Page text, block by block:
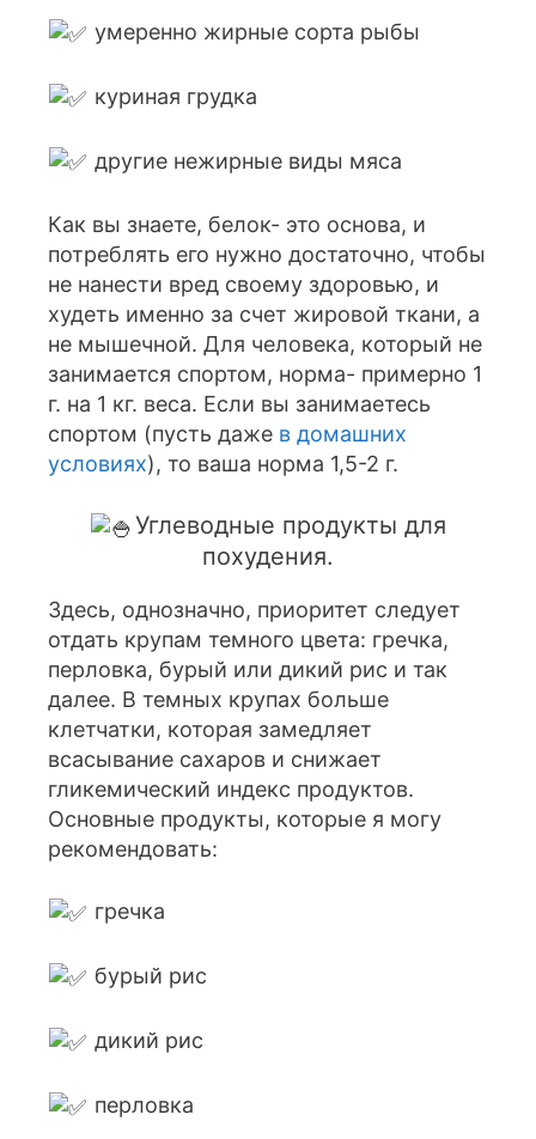
умеренно жирные сорта рыбы
куриная грудка
другие нежирные виды мяса
Как вы знаете, белок- это основа, и
потреблять его нужно достаточно, чтобы
не нанести вред своему здоровью, и
худеть именно за счет жировой ткани, а
не мышечной. Для человека, который не
занимается спортом, норма- примерно 1
г. на 1 кг. веса. Если вы занимаетесь
спортом (пусть даже в домашних
условиях), то ваша норма 1,5-2 г.
Углеводные продукты для
похудения.
Здесь, однозначно, приоритет следует
отдать крупам темного цвета: гречка,
перловка, бурый или дикий рис и так
далее. В темных крупах больше
клетчатки, которая замедляет
всасывание сахаров и снижает
гликемический индекс продуктов.
Основные продукты, которые я могу
рекомендовать:
гречка
бурый рис
дикий рис
перловка